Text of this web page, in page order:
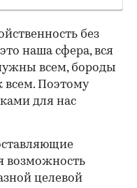
без
наша сфера, вся
всем, бороды
всем. Поэтому
для нас
возможность
целевой